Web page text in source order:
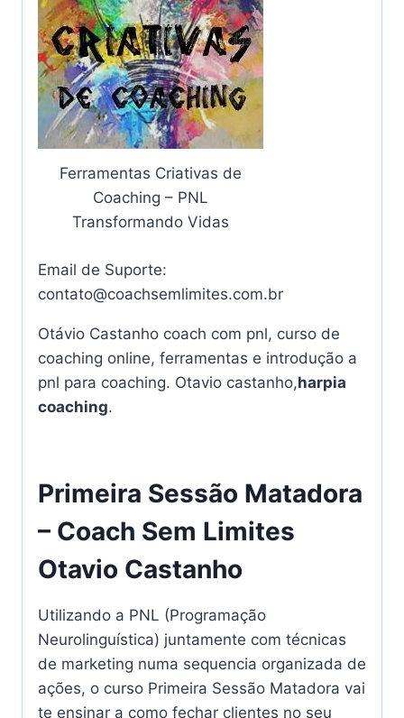
Ferramentas Criativas de
Coaching – PNL
Transformando Vidas
Email de Suporte:
contato@coachsemlimites.com.br
Otávio Castanho coach com pnl, curso de
coaching online, ferramentas e introdução a
pnl para coaching. Otavio castanho,harpia
coaching.
Primeira Sessão Matadora
– Coach Sem Limites
Otavio Castanho
Utilizando a PNL (Programação
Neurolinguística) juntamente com técnicas
de marketing numa sequencia organizada de
ações, o curso Primeira Sessão Matadora vai
te ensinar a como fechar clientes no seu